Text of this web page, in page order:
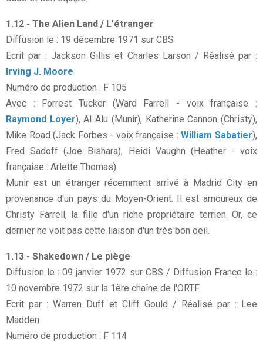
1.12 - The Alien Land / L'étranger
Diffusion le : 19 décembre 1971 sur CBS
Ecrit par : Jackson Gillis et Charles Larson / Réalisé par :
Irving J. Moore
Numéro de production : F 105
Avec : Forrest Tucker (Ward Farrell - voix française :
Raymond Loyer), Al Alu (Munir), Katherine Cannon (Christy),
Mike Road (Jack Forbes - voix française :William Sabatier),
Fred Sadoff (Joe Bishara), Heidi Vaughn (Heather - voix
française : Arlette Thomas)
Munir est un étranger récemment arrivé à Madrid City en
provenance d'un pays du Moyen-Orient. Il est amoureux de
Christy Farrell, la fille d'un riche propriétaire terrien. Or, ce
dernier ne voit pas cette liaison d'un très bon oeil.
1.13 - Shakedown / Le piège
Diffusion le : 09 janvier 1972 sur CBS / Diffusion France le :
10 novembre 1972 sur la 1ère chaîne de l'ORTF
Ecrit par : Warren Duff et Cliff Gould / Réalisé par : Lee
Madden
Numéro de production : F 114